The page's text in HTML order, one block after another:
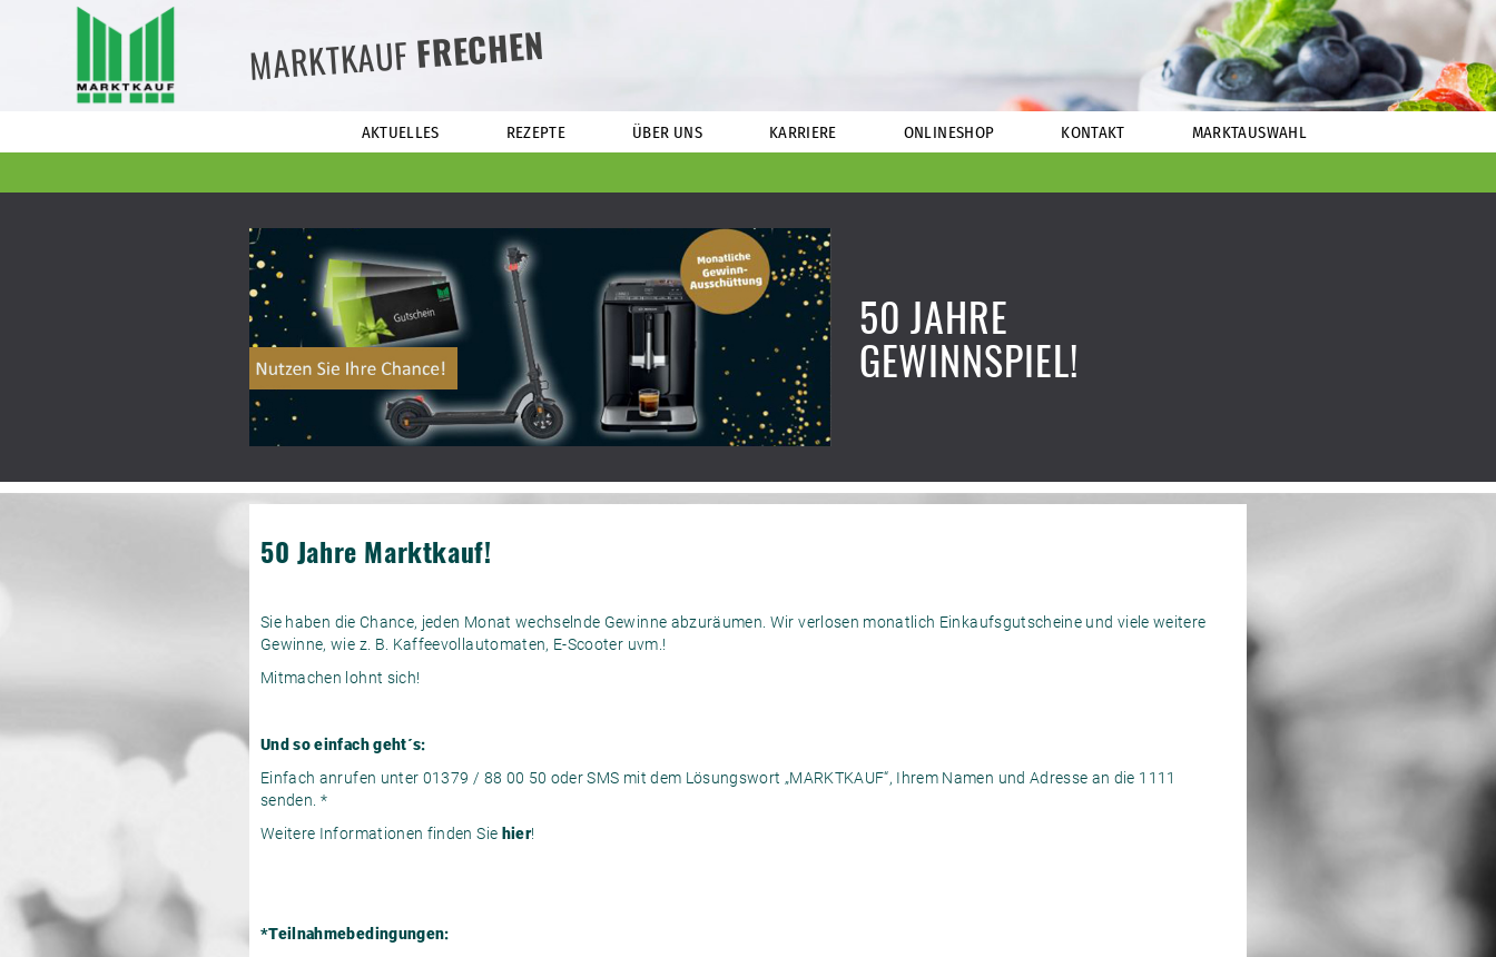
MARKTKAUFFRECHEN
AKTUELLES REZEPTE ÜBER UNS KARRIERE ONLINESHOP KONTAKT MARKTAUSWAHL
50 JAHRE
GEWINNSPIEL!
50 Jahre Marktkauf!
Sie haben die Chance, jeden Monat wechselnde Gewinne abzuräumen. Wir verlosen monatlich Einkaufsgutscheine und viele weitere
Gewinne, wie z. B. Kaffeevollautomaten, E-Scooter uvm.!
Mitmachen lohnt sich!
Und so einfach geht´s:
Einfach anrufen unter 01379 / 88 00 50 oder SMS mit dem Lösungswort „MARKTKAUF“, Ihrem Namen und Adresse an die 1111
senden. *
Weitere Informationen finden Sie hier!
*Teilnahmebedingungen: